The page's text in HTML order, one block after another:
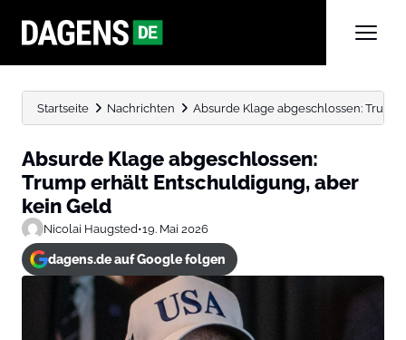
Startseite Nachrichten Absurde Klage abgeschlossen:
Absurde Klage abgeschlossen:
Trump erhält Entschuldigung, aber
kein Geld
Nicolai Haugsted•19. Mai 2026
dagens.de auf Google folgen